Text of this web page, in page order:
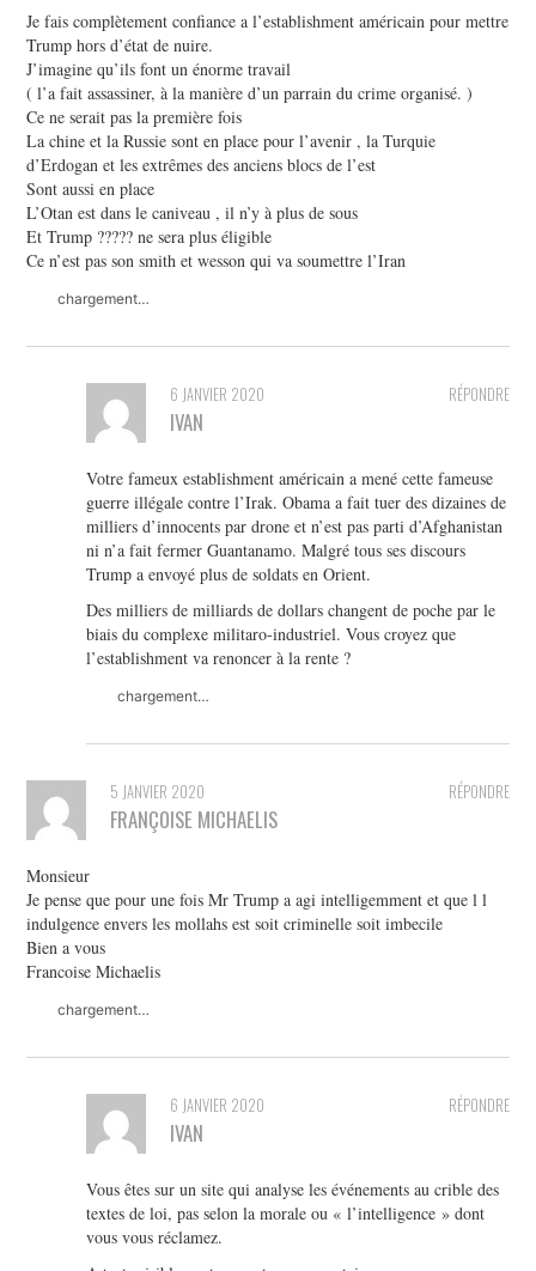
Je fais complètement confiance a l’establishment américain pour mettre
Trump hors d’état de nuire.
J’imagine qu’ils font un énorme travail
( l’a fait assassiner, à la manière d’un parrain du crime organisé. )
Ce ne serait pas la première fois
La chine et la Russie sont en place pour l’avenir , la Turquie
d’Erdogan et les extrêmes des anciens blocs de l’est
Sont aussi en place
L’Otan est dans le caniveau , il n’y à plus de sous
Et Trump ????? ne sera plus éligible
Ce n’est pas son smith et wesson qui va soumettre l’Iran
chargement…
RÉPONDRE
6 JANVIER 2020
IVAN
Votre fameux establishment américain a mené cette fameuse
guerre illégale contre l’Irak. Obama a fait tuer des dizaines de
milliers d’innocents par drone et n’est pas parti d’Afghanistan
ni n’a fait fermer Guantanamo. Malgré tous ses discours
Trump a envoyé plus de soldats en Orient.
Des milliers de milliards de dollars changent de poche par le
biais du complexe militaro-industriel. Vous croyez que
l’establishment va renoncer à la rente ?
chargement…
RÉPONDRE
5 JANVIER 2020
FRANÇOISE MICHAELIS
Monsieur
Je pense que pour une fois Mr Trump a agi intelligemment et que l l
indulgence envers les mollahs est soit criminelle soit imbecile
Bien a vous
Francoise Michaelis
chargement…
RÉPONDRE
6 JANVIER 2020
IVAN
Vous êtes sur un site qui analyse les événements au crible des
textes de loi, pas selon la morale ou « l’intelligence » dont
vous vous réclamez.